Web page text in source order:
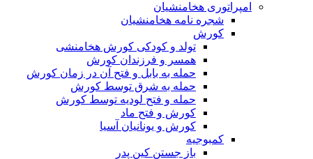
امپراتوری هخامنشیان
شجره نامه هخامنشیان
کورش
تولد و کودکی کورش هخامنشی
همسر و فرزندان کورش
حمله به بابل و فتح آن در زمان کورش
حمله به شرق توسط کورش
حمله و فتح لودیه توسط کورش
کورش و فتح ماد
کورش و یونانیان آسیا
کمبوجیه
باز جستن کین پدر